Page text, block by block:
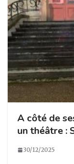
A côté de
un théâtre :
30/12/2025